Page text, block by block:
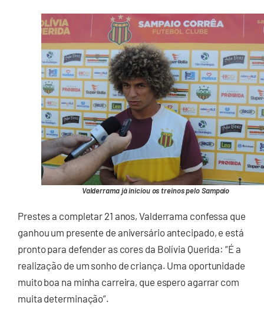
Valderrama já iniciou os treinos pelo Sampaio
Prestes a completar 21 anos, Valderrama confessa que
ganhou um presente de aniversário antecipado, e está
pronto para defender as cores da Bolívia Querida: “É a
realização de um sonho de criança. Uma oportunidade
muito boa na minha carreira, que espero agarrar com
muita determinação”.